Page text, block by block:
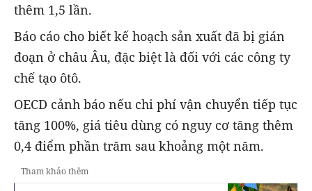
thêm 1,5 lần.
Báo cáo cho biết kế hoạch sản xuất đã bị gián
đoạn ở châu Âu, đặc biệt là đối với các công ty
chế tạo ôtô.
OECD cảnh báo nếu chi phí vận chuyển tiếp tục
tăng 100%, giá tiêu dùng có nguy cơ tăng thêm
0,4 điểm phần trăm sau khoảng một năm.
Tham khảo thêm